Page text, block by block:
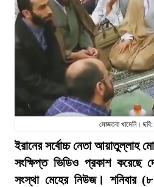
মোজতবা খামেনি।
ইরানের সর্বোচ্চ নেতা আয়াতুল্লাহ
সংক্ষিপ্ত ভিডিও প্রকাশ করেছে
সংস্থা মেহের নিউজ। শনিবার